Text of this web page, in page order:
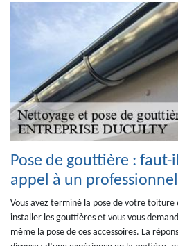
Pose de gouttière :
appel à un
Vous avez terminé la pose de votre toiture
installer les gouttières et vous vous
même la pose de ces accessoires. La